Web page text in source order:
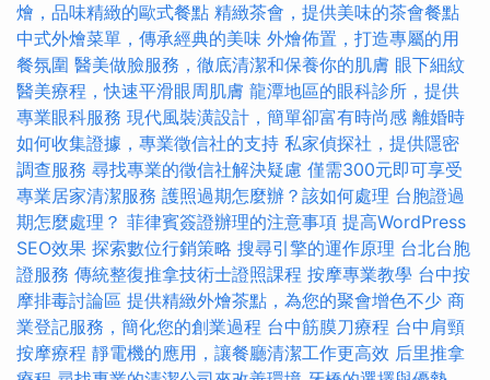
燴，品味精緻的歐式餐點 精緻茶會，提供美味的茶會餐點
中式外燴菜單，傳承經典的美味 外燴佈置，打造專屬的用
餐氛圍 醫美做臉服務，徹底清潔和保養你的肌膚 眼下細紋
醫美療程，快速平滑眼周肌膚 龍潭地區的眼科診所，提供
專業眼科服務 現代風裝潢設計，簡單卻富有時尚感 離婚時
如何收集證據，專業徵信社的支持 私家偵探社，提供隱密
調查服務 尋找專業的徵信社解決疑慮 僅需300元即可享受
專業居家清潔服務 護照過期怎麼辦？該如何處理 台胞證過
期怎麼處理？ 菲律賓簽證辦理的注意事項 提高WordPress
SEO效果 探索數位行銷策略 搜尋引擎的運作原理 台北台胞
證服務 傳統整復推拿技術士證照課程 按摩專業教學 台中按
摩排毒討論區 提供精緻外燴茶點，為您的聚會增色不少 商
業登記服務，簡化您的創業過程 台中筋膜刀療程 台中肩頸
按摩療程 靜電機的應用，讓餐廳清潔工作更高效 后里推拿